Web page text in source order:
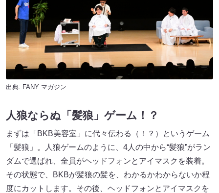
出典: FANY マガジン
人狼ならぬ「髪狼」ゲーム！？
まずは「BKB美容室」に代々伝わる（！？）というゲーム
「髪狼」。人狼ゲームのように、4人の中から“髪狼”がラン
ダムで選ばれ、全員がヘッドフォンとアイマスクを装着。
その状態で、BKBが髪狼の髪を、わかるかわからないか程
度にカットします。その後、ヘッドフォンとアイマスクを